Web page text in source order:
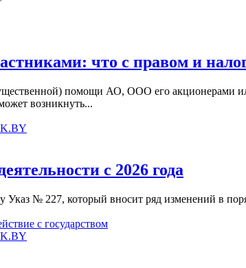
что с правом и
помощи АО, ООО его акционерами
возникнуть...
с 2026 года
№ 227, который вносит ряд изменений в
с государством